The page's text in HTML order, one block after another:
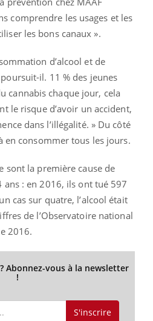
comprendre les usages et les
les bons canaux ».
d’alcool et de
il. 11 % des jeunes
cannabis chaque jour, cela
le risque d’avoir un accident,
dans l’illégalité. » Du côté
en consommer tous les jours.
sont la première cause de
: en 2016, ils ont tué 597
cas sur quatre, l’alcool était
de l’Observatoire national
2016.
Abonnez-vous à la newsletter
!
S'inscrire